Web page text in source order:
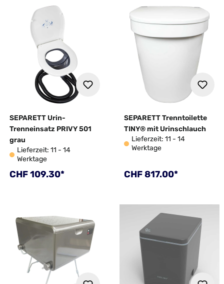
SEPARETT Urin-
Trenneinsatz PRIVY 501
grau
Lieferzeit: 11 - 14
Werktage
Regulärer Preis:
CHF 109.30*
SEPARETT Trenntoilette
TINY® mit Urinschlauch
Lieferzeit: 11 - 14
Werktage
Regulärer Preis:
CHF 817.00*